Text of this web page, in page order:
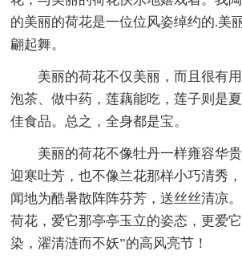
的美丽的荷花是一位位风姿绰约的.美
翩起舞。
美丽的荷花不仅美丽，而且很有
泡茶、做中药，莲藕能吃，莲子则是
佳食品。总之，全身都是宝。
美丽的荷花不像牡丹一样雍容华
迎寒吐芳，也不像兰花那样小巧清秀
闻地为酷暑散阵阵芬芳，送丝丝清凉
荷花，爱它那亭亭玉立的姿态，更爱
染，濯清涟而不妖”的高风亮节！